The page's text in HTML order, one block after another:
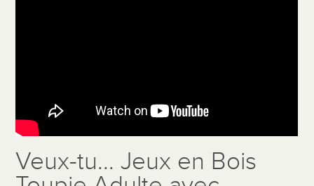
Veux-tu... Jeux en Bois